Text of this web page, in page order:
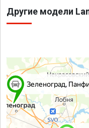
Другие модели